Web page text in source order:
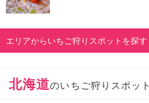
エリアからいちご狩りスポットを探す
北海道のいちご狩りスポット